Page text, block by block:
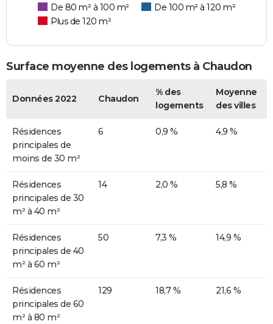
De 80 m² à 100 m²
De 100 m² à 120 m²
Plus de 120 m²
Surface moyenne des logements à Chaudon
Données 2022 Chaudon
% des
logements
Moyenne
des villes
Résidences
principales de
moins de 30 m²
6 0,9 % 4,9 %
Résidences
principales de 30
m² à 40 m²
14 2,0 % 5,8 %
Résidences
principales de 40
m² à 60 m²
50 7,3 % 14,9 %
Résidences
principales de 60
m² à 80 m²
129 18,7 % 21,6 %